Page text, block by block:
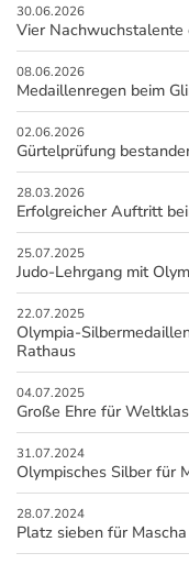
30.06.2026
Vier Nachwuchstalente
08.06.2026
Medaillenregen beim
02.06.2026
Gürtelprüfung
28.03.2026
Erfolgreicher Auftritt
25.07.2025
Judo-Lehrgang mit
22.07.2025
Olympia-
Rathaus
04.07.2025
Große Ehre für
31.07.2024
Olympisches Silber für
28.07.2024
Platz sieben für